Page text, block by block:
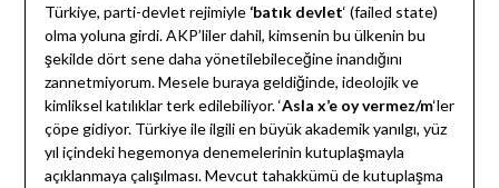
Türkiye, parti-devlet rejimiyle ‘batık devlet‘ (failed state)
olma yoluna girdi. AKP’liler dahil, kimsenin bu ülkenin bu
şekilde dört sene daha yönetilebileceğine inandığını
zannetmiyorum. Mesele buraya geldiğinde, ideolojik ve
kimliksel katılıklar terk edilebiliyor. ‘Asla x’e oy vermez/m‘ler
çöpe gidiyor. Türkiye ile ilgili en büyük akademik yanılgı, yüz
yıl içindeki hegemonya denemelerinin kutuplaşmayla
açıklanmaya çalışılması. Mevcut tahakkümü de kutuplaşma